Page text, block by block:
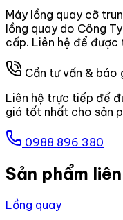
Máy lồng quay cỡ
lồng quay do Công
cấp. Liên hệ để
Cần tư vấn & báo
Liên hệ trực tiếp để
giá tốt nhất cho sản
0988 896 380
Sản phẩm
Lồng quay